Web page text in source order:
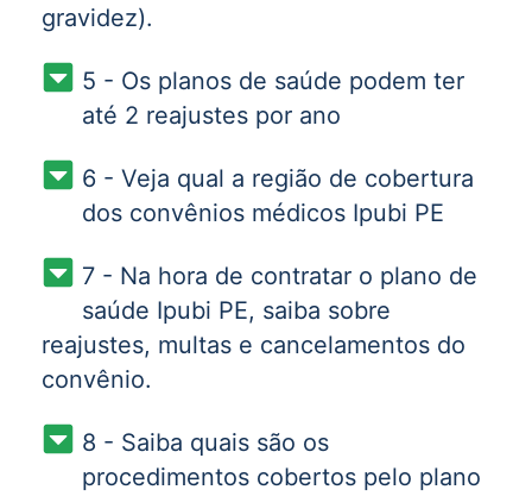
gravidez).
5 - Os planos de saúde podem ter
até 2 reajustes por ano
6 - Veja qual a região de cobertura
dos convênios médicos Ipubi PE
7 - Na hora de contratar o plano de
saúde Ipubi PE, saiba sobre
reajustes, multas e cancelamentos do
convênio.
8 - Saiba quais são os
procedimentos cobertos pelo plano